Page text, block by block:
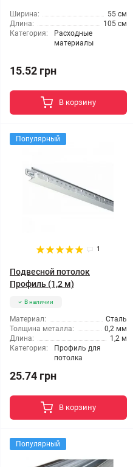
Ширина:
55 см
Длина:
105 см
Категория:
Расходные
материалы
15.52 грн
В корзину
Популярный
1
Подвесной потолок
Профиль (1,2 м)
В наличии
Материал:
Сталь
Толщина металла:
0,2 мм
Длина:
1,2 м
Категория:
Профиль для
потолка
25.74 грн
В корзину
Популярный